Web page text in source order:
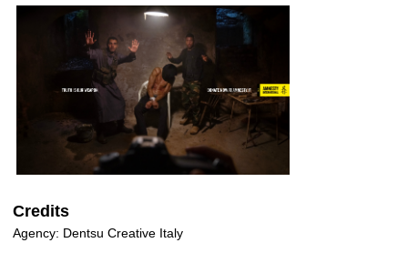
Credits
Agency: Dentsu Creative Italy